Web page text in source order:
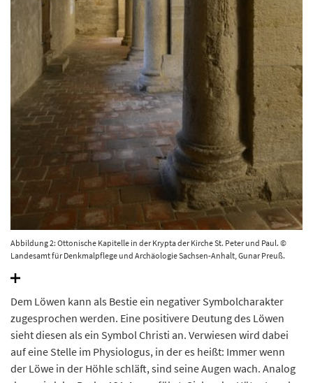
Abbildung 2: Ottonische Kapitelle in der Krypta der Kirche St. Peter und Paul. ©
Landesamt für Denkmalpflege und Archäologie Sachsen-Anhalt, Gunar Preuß.
Dem Löwen kann als Bestie ein negativer Symbolcharakter
zugesprochen werden. Eine positivere Deutung des Löwen
sieht diesen als ein Symbol Christi an. Verwiesen wird dabei
auf eine Stelle im Physiologus, in der es heißt: Immer wenn
der Löwe in der Höhle schläft, sind seine Augen wach. Analog